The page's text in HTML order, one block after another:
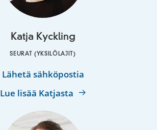
Katja Kyckling
SEURAT (YKSILÖLAJIT)
Lähetä sähköpostiaKatja
Lue lisää Katjasta